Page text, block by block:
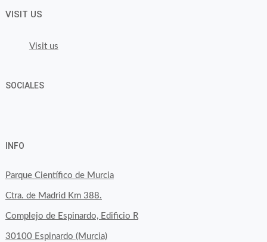
VISIT US
Visit us
SOCIALES
on
Facebook
on
Twitter
on
Instagram
INFO
Parque Científico de Murcia
Ctra. de Madrid Km 388.
Complejo de Espinardo, Edificio R
30100 Espinardo (Murcia)